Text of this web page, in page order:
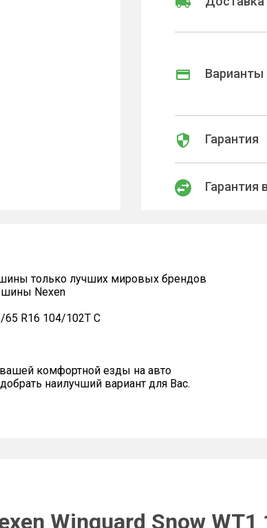
Гарантия
Гарантия
только лучших мировых брендов
шины Nexen
65 R16 104/102T C
комфортной езды на авто
наилучший вариант для Вас.
Winguard Snow